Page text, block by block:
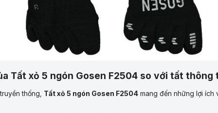
Tất xỏ 5 ngón Gosen F2504 so với tất thông
thống, Tất xỏ 5 ngón Gosen F2504 mang đến những lợi ích